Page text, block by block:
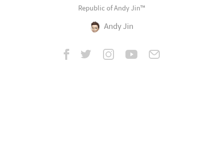
Republic of Andy Jin™
Andy Jin